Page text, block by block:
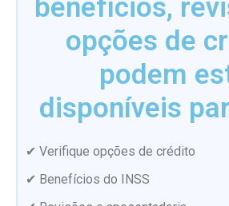
benefícios,
opções de
podem
disponíveis
✔ Verifique opções de crédito
✔ Benefícios do INSS